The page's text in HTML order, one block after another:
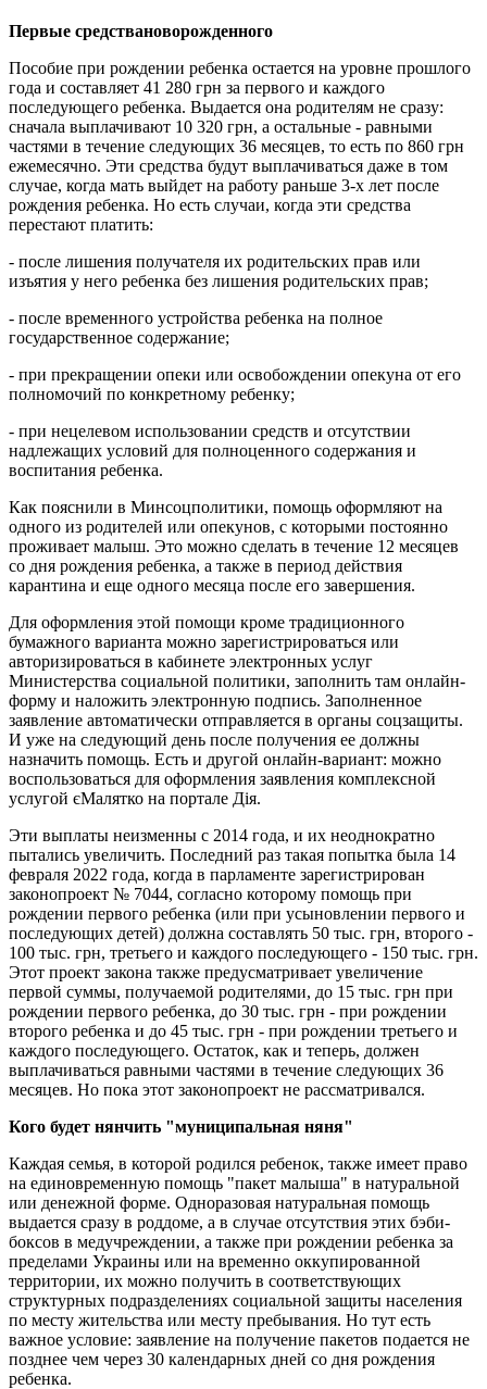
Первые средствановорожденного
Пособие при рождении ребенка остается на уровне прошлого
года и составляет 41 280 грн за первого и каждого
последующего ребенка. Выдается она родителям не сразу:
сначала выплачивают 10 320 грн, а остальные - равными
частями в течение следующих 36 месяцев, то есть по 860 грн
ежемесячно. Эти средства будут выплачиваться даже в том
случае, когда мать выйдет на работу раньше 3-х лет после
рождения ребенка. Но есть случаи, когда эти средства
перестают платить:
- после лишения получателя их родительских прав или
изъятия у него ребенка без лишения родительских прав;
- после временного устройства ребенка на полное
государственное содержание;
- при прекращении опеки или освобождении опекуна от его
полномочий по конкретному ребенку;
- при нецелевом использовании средств и отсутствии
надлежащих условий для полноценного содержания и
воспитания ребенка.
Как пояснили в Минсоцполитики, помощь оформляют на
одного из родителей или опекунов, с которыми постоянно
проживает малыш. Это можно сделать в течение 12 месяцев
со дня рождения ребенка, а также в период действия
карантина и еще одного месяца после его завершения.
Для оформления этой помощи кроме традиционного
бумажного варианта можно зарегистрироваться или
авторизироваться в кабинете электронных услуг
Министерства социальной политики, заполнить там онлайн-
форму и наложить электронную подпись. Заполненное
заявление автоматически отправляется в органы соцзащиты.
И уже на следующий день после получения ее должны
назначить помощь. Есть и другой онлайн-вариант: можно
воспользоваться для оформления заявления комплексной
услугой єМалятко на портале Дія.
Эти выплаты неизменны с 2014 года, и их неоднократно
пытались увеличить. Последний раз такая попытка была 14
февраля 2022 года, когда в парламенте зарегистрирован
законопроект № 7044, согласно которому помощь при
рождении первого ребенка (или при усыновлении первого и
последующих детей) должна составлять 50 тыс. грн, второго -
100 тыс. грн, третьего и каждого последующего - 150 тыс. грн.
Этот проект закона также предусматривает увеличение
первой суммы, получаемой родителями, до 15 тыс. грн при
рождении первого ребенка, до 30 тыс. грн - при рождении
второго ребенка и до 45 тыс. грн - при рождении третьего и
каждого последующего. Остаток, как и теперь, должен
выплачиваться равными частями в течение следующих 36
месяцев. Но пока этот законопроект не рассматривался.
Кого будет нянчить "муниципальная няня"
Каждая семья, в которой родился ребенок, также имеет право
на единовременную помощь "пакет малыша" в натуральной
или денежной форме. Одноразовая натуральная помощь
выдается сразу в роддоме, а в случае отсутствия этих бэби-
боксов в медучреждении, а также при рождении ребенка за
пределами Украины или на временно оккупированной
территории, их можно получить в соответствующих
структурных подразделениях социальной защиты населения
по месту жительства или месту пребывания. Но тут есть
важное условие: заявление на получение пакетов подается не
позднее чем через 30 календарных дней со дня рождения
ребенка.